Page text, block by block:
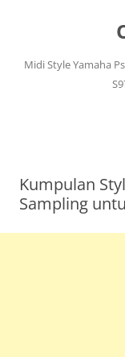
Midi Style Yamaha
Kumpulan
Sampling